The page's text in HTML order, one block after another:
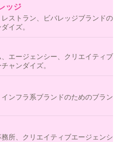
ッジ
ストラン、ビバレッジブランドの
イズ。
エージェンシー、クリエイティブ
ャンダイズ。
ンフラ系ブランドのためのブラン
所、クリエイティブエージェンシ